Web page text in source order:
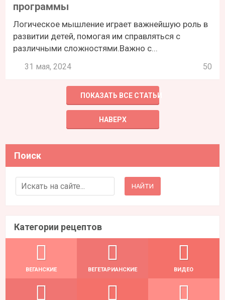
программы
Логическое мышление играет важнейшую роль в
развитии детей, помогая им справляться с
различными сложностями.Важно с...
31 мая, 2024 50
ПОКАЗАТЬ ВСЕ СТАТЬИ
НАВЕРХ
Поиск
Search for:
Категории рецептов
ВЕГАНСКИЕ ВЕГЕТАРИАНСКИЕ ВИДЕО